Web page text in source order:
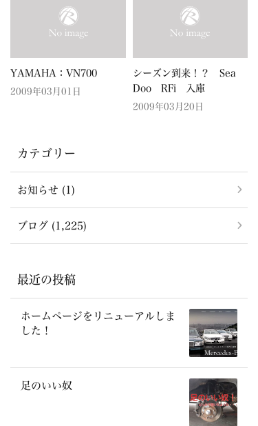
YAMAHA：VN700
2009年03月01日
シーズン到来！？ Sea
Doo RFi 入庫
2009年03月20日
カテゴリー
お知らせ (1)
ブログ (1,225)
最近の投稿
ホームページをリニューアルしま
した！
足のいい奴